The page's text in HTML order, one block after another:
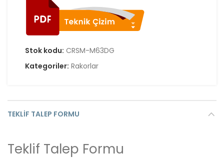
Stok kodu: CRSM-M63DG
Kategoriler: Rakorlar
TEKLIF TALEP FORMU
Teklif Talep Formu